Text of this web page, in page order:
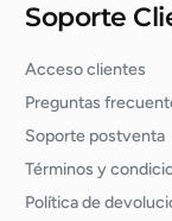
Soporte
Acceso clientes
Preguntas
Soporte postventa
Términos y
Política de